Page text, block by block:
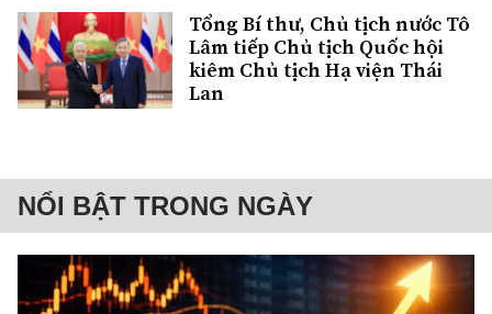
Tổng Bí thư, Chủ tịch nước Tô
Lâm tiếp Chủ tịch Quốc hội
kiêm Chủ tịch Hạ viện Thái
Lan
NỔI BẬT TRONG NGÀY